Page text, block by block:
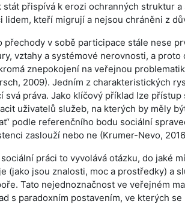
stát přispívá k erozi ochranných struktur
lidem, kteří migrují a nejsou chráněni z
přechody v sobě participace stále nese
vztahy a systémové nerovnosti, a
znepokojení na veřejnou
2009). Jedním z charakteristických
svá práva. Jako klíčový příklad lze
uživatelů služeb, na kterých by měly
podle referenčního bodu sociální
zaslouží nebo ne (Krumer-Nevo,
práci to vyvolává otázku, do jaké
(jako jsou znalosti, moc a prostředky) a
Tato nejednoznačnost ve veřejném
s paradoxním postavením, ve kterých